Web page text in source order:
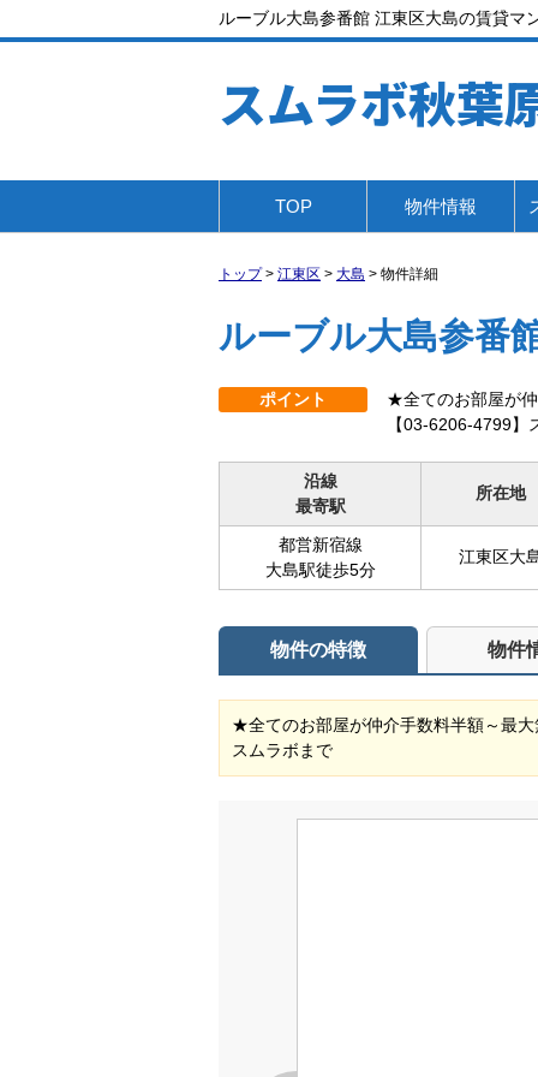
ルーブル大島参番館 江東区大島の賃貸
スムラボ秋葉
TOP 物件情報
トップ> 江東区 > 大島 > 物件詳細
ルーブル大島参番
ポイント
★全てのお部屋が
【03-6206-4799】
沿線
最寄駅
所在地
都営新宿線
大島駅徒歩5分
江東区大
物件の特徴 物件
★全てのお部屋が仲介手数料半額～最
スムラボまで